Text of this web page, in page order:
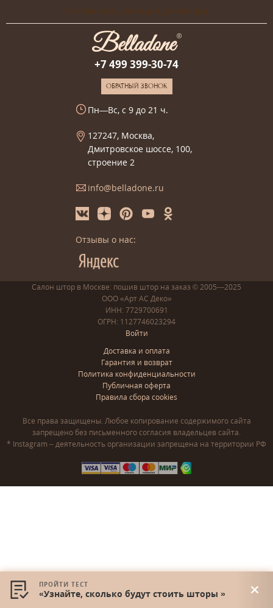
Онлайн-консультация дизайнера
+7 499 399-30-74
ОБРАТНЫЙ ЗВОНОК
Пн—Вс, с 9 до 21 ч.
127247, Москва,
Дмитровское шоссе, 100,
строение 2
info@belladone.ru
Отзывы о нас:
Салон штор в Москве: пошив штор на заказ © 2005—2025
ООО «Арт АС Деко»
ИНН: 7729700691
ОГРН: 1127746023294
Войти
Доставка и оплата
Гарантия и возврат
Политика конфиденциальности
Публичная оферта
Правила сбора cookies
Все права защищены. Любое копирование содержимого сайта
запрещено без письменного согласия владельцев сайта.
* Instagram – деятельность организации запрещена на территории РФ
ПРОЙТИ ТЕСТ
«Узнайте, сколько будут стоить шторы »